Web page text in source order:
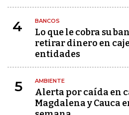
4 BANCOS
Lo que le cobra su
retirar dinero en
entidades
5 AMBIENTE
Alerta por caída en
Magdalena y Cauca